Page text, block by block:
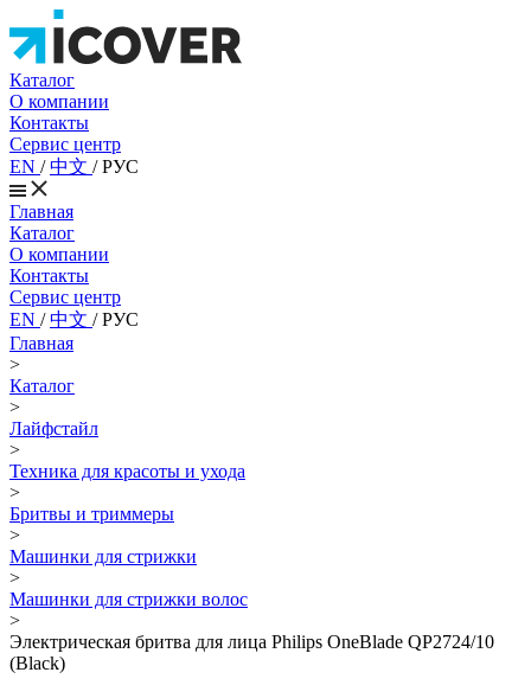
Каталог
О компании
Контакты
Сервис центр
EN /中文 /РУС
Главная
Каталог
О компании
Контакты
Сервис центр
EN /中文 /РУС
Главная
>
Каталог
>
Лайфстайл
>
Техника для красоты и ухода
>
Бритвы и триммеры
>
Машинки для стрижки
>
Машинки для стрижки волос
>
Электрическая бритва для лица Philips OneBlade QP2724/10
(Black)